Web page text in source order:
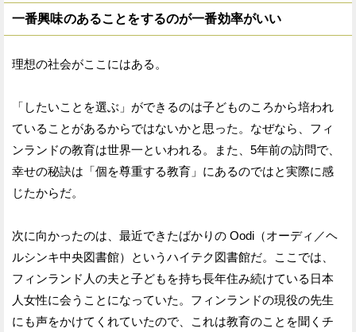
ア ア
一番興味のあることをするのが一番効率がいい
理想の社会がここにはある。
「したいことを選ぶ」ができるのは子どものころから培われ
ていることがあるからではないかと思った。なぜなら、フィ
ンランドの教育は世界一といわれる。また、5年前の訪問で、
幸せの秘訣は「個を尊重する教育」にあるのではと実際に感
じたからだ。
次に向かったのは、最近できたばかりの Oodi（オーディ／ヘ
ルシンキ中央図書館）というハイテク図書館だ。ここでは、
フィンランド人の夫と子どもを持ち長年住み続けている日本
人女性に会うことになっていた。フィンランドの現役の先生
にも声をかけてくれていたので、これは教育のことを聞くチ